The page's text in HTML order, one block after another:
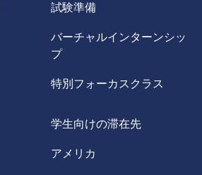
試験準備
バーチャルインターンシッ
プ
特別フォーカスクラス
学生向けの滞在先
アメリカ